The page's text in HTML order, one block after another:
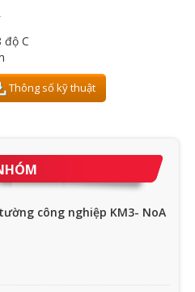
độ C
Thông số kỹ thuật
công nghiệp KM3- NoA